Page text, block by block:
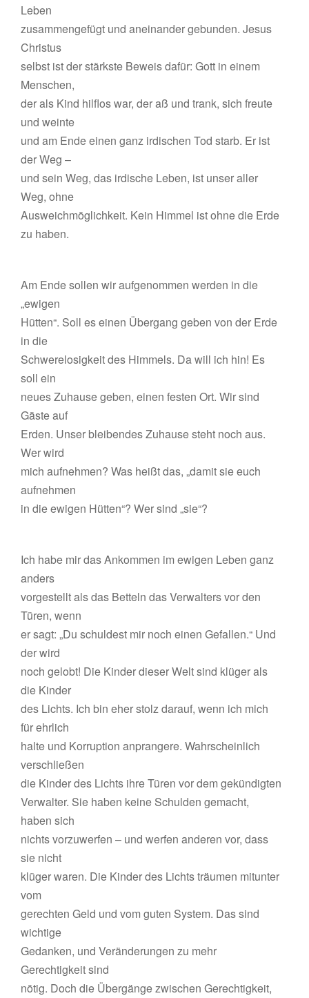
Leben
zusammengefügt und aneinander gebunden. Jesus
Christus
selbst ist der stärkste Beweis dafür: Gott in einem
Menschen,
der als Kind hilflos war, der aß und trank, sich freute
und weinte
und am Ende einen ganz irdischen Tod starb. Er ist
der Weg –
und sein Weg, das irdische Leben, ist unser aller
Weg, ohne
Ausweichmöglichkeit. Kein Himmel ist ohne die Erde
zu haben.
Am Ende sollen wir aufgenommen werden in die
„ewigen
Hütten“. Soll es einen Übergang geben von der Erde
in die
Schwerelosigkeit des Himmels. Da will ich hin! Es
soll ein
neues Zuhause geben, einen festen Ort. Wir sind
Gäste auf
Erden. Unser bleibendes Zuhause steht noch aus.
Wer wird
mich aufnehmen? Was heißt das, „damit sie euch
aufnehmen
in die ewigen Hütten“? Wer sind „sie“?
Ich habe mir das Ankommen im ewigen Leben ganz
anders
vorgestellt als das Betteln das Verwalters vor den
Türen, wenn
er sagt: „Du schuldest mir noch einen Gefallen.“ Und
der wird
noch gelobt! Die Kinder dieser Welt sind klüger als
die Kinder
des Lichts. Ich bin eher stolz darauf, wenn ich mich
für ehrlich
halte und Korruption anprangere. Wahrscheinlich
verschließen
die Kinder des Lichts ihre Türen vor dem gekündigten
Verwalter. Sie haben keine Schulden gemacht,
haben sich
nichts vorzuwerfen – und werfen anderen vor, dass
sie nicht
klüger waren. Die Kinder des Lichts träumen mitunter
vom
gerechten Geld und vom guten System. Das sind
wichtige
Gedanken, und Veränderungen zu mehr
Gerechtigkeit sind
nötig. Doch die Übergänge zwischen Gerechtigkeit,